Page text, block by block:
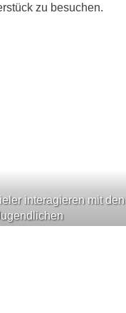
zu besuchen.
interagieren mit den